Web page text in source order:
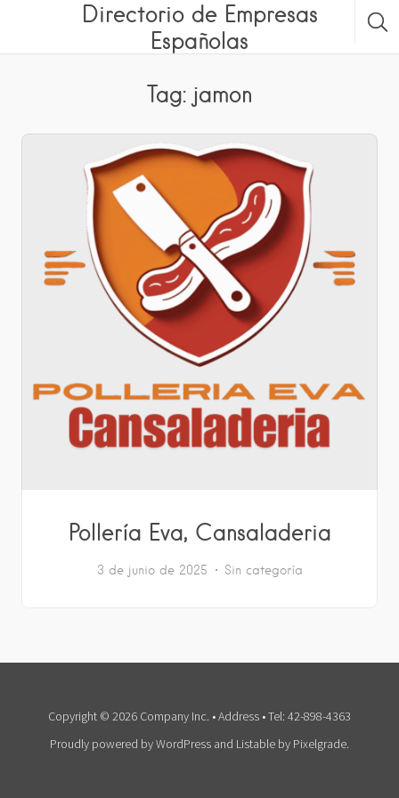
Directorio de Empresas
Españolas
Tag: jamon
Pollería Eva, Cansaladeria
3 de junio de 2025 Sin categoría
Copyright © 2026 Company Inc. • Address • Tel: 42-898-4363
Proudly powered by WordPress and Listable by Pixelgrade.